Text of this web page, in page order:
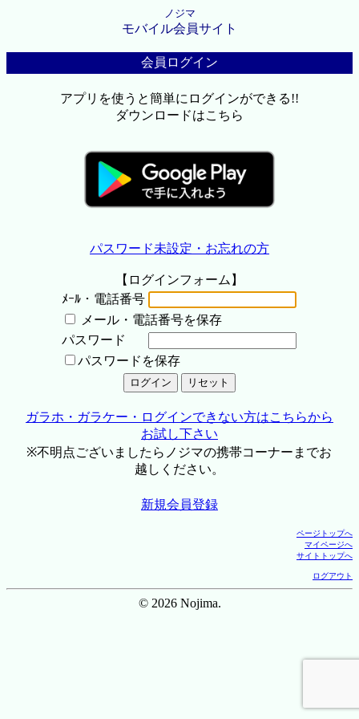
ノジマ
モバイル会員サイト
会員ログイン
アプリを使うと簡単にログインができる!!
ダウンロードはこちら
パスワード未設定・お忘れの方
【ログインフォーム】
ﾒｰﾙ・電話番号
メール・電話番号を保存
パスワード
パスワードを保存
ガラホ・ガラケー・ログインできない方はこちらから
お試し下さい
※不明点ございましたらノジマの携帯コーナーまでお
越しください。
新規会員登録
ページトップへ
マイページへ
サイトトップへ
ログアウト
© 2026 Nojima.